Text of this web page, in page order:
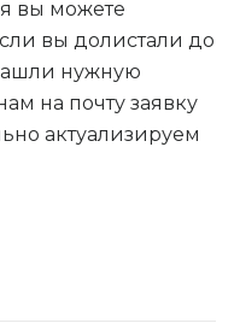
вы можете
вы долистали до
нужную
на почту заявку
актуализируем